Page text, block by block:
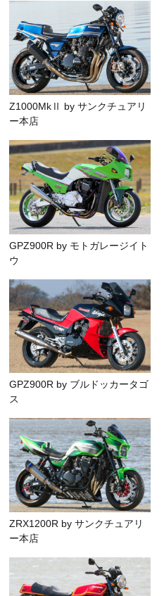
Z1000MkⅡ by サンクチュアリ
ー本店
GPZ900R by モトガレージイト
ウ
GPZ900R by ブルドッカータゴ
ス
ZRX1200R by サンクチュアリ
ー本店